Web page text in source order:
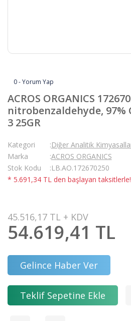
0 - Yorum Yap
ACROS ORGANICS
nitrobenzaldehyde, 97%
3 25GR
Kategori
Diğer Analitik
Marka
ACROS ORGANICS
Stok Kodu
LB.AO.172670250
* 5.691,34 TL den başlayan
45.516,17 TL + KDV
54.619,41 TL
Gelince Haber Ver
Teklif Sepetine Ekle